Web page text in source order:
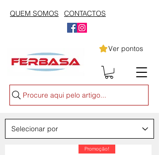
QUEM SOMOS CONTACTOS
Ver pontos
Procure aqui pelo artigo...
Promoção!